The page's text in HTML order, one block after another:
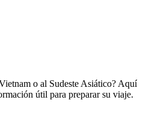
o al Sudeste Asiático? Aquí
útil para preparar su viaje.